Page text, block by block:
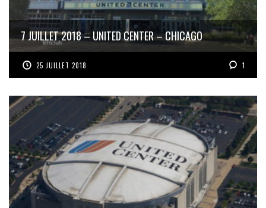
7 JUILLET 2018 – UNITED CENTER – CHICAGO
25 JUILLET 2018 1